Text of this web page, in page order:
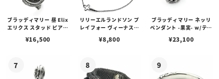
ブラッディマリー 昼 Elix
エリクス スタッド ピアス
¥16,500
リリーエルランドソン プ
レイフォー ヴィーナスチ
¥8,800
ブラッディマリー ネッリ
ペンダント -果実- w/ティ
¥23,100